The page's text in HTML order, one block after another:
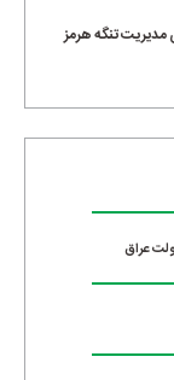
مدیریت تنگه هرمز
عراق